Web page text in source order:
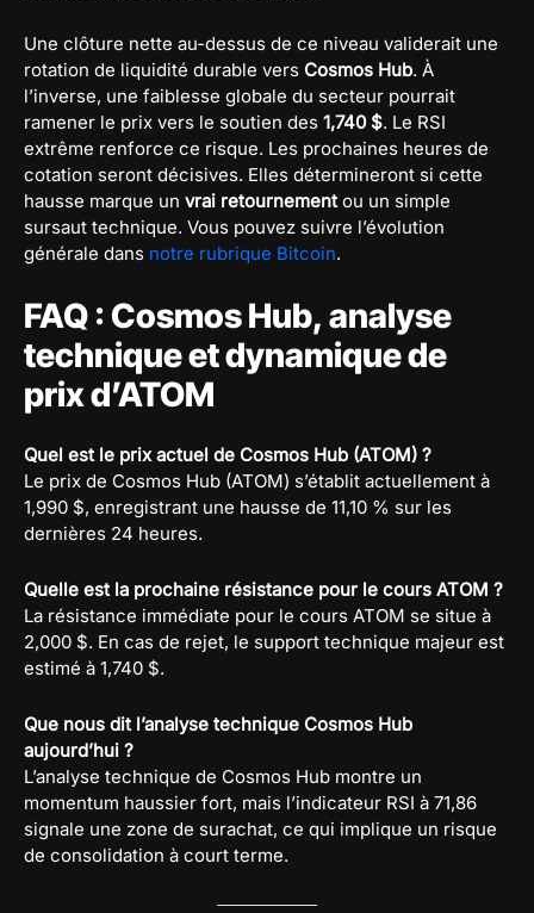
Une clôture nette au-dessus de ce niveau validerait une
rotation de liquidité durable vers Cosmos Hub. À
l’inverse, une faiblesse globale du secteur pourrait
ramener le prix vers le soutien des 1,740 $. Le RSI
extrême renforce ce risque. Les prochaines heures de
cotation seront décisives. Elles détermineront si cette
hausse marque un vrai retournementou un simple
sursaut technique. Vous pouvez suivre l’évolution
générale dans notre rubrique Bitcoin.
FAQ : Cosmos Hub, analyse
technique et dynamique de
prix d’ATOM
Quel est le prix actuel de Cosmos Hub (ATOM) ?
Le prix de Cosmos Hub (ATOM) s’établit actuellement à
1,990 $, enregistrant une hausse de 11,10 % sur les
dernières 24 heures.
Quelle est la prochaine résistance pour le cours ATOM ?
La résistance immédiate pour le cours ATOM se situe à
2,000 $. En cas de rejet, le support technique majeur est
estimé à 1,740 $.
Que nous dit l’analyse technique Cosmos Hub
aujourd’hui ?
L’analyse technique de Cosmos Hub montre un
momentum haussier fort, mais l’indicateur RSI à 71,86
signale une zone de surachat, ce qui implique un risque
de consolidation à court terme.